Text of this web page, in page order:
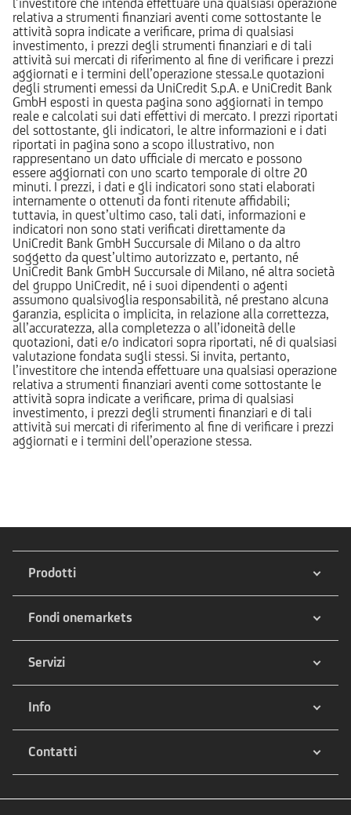
relativa a strumenti finanziari aventi come sottostante le
attività sopra indicate a verificare, prima di qualsiasi
investimento, i prezzi degli strumenti finanziari e di tali
attività sui mercati di riferimento al fine di verificare i prezzi
aggiornati e i termini dell’operazione stessa.Le quotazioni
degli strumenti emessi da UniCredit S.p.A. e UniCredit Bank
GmbH esposti in questa pagina sono aggiornati in tempo
reale e calcolati sui dati effettivi di mercato. I prezzi riportati
del sottostante, gli indicatori, le altre informazioni e i dati
riportati in pagina sono a scopo illustrativo, non
rappresentano un dato ufficiale di mercato e possono
essere aggiornati con uno scarto temporale di oltre 20
minuti. I prezzi, i dati e gli indicatori sono stati elaborati
internamente o ottenuti da fonti ritenute affidabili;
tuttavia, in quest’ultimo caso, tali dati, informazioni e
indicatori non sono stati verificati direttamente da
UniCredit Bank GmbH Succursale di Milano o da altro
soggetto da quest’ultimo autorizzato e, pertanto, né
UniCredit Bank GmbH Succursale di Milano, né altra società
del gruppo UniCredit, né i suoi dipendenti o agenti
assumono qualsivoglia responsabilità, né prestano alcuna
garanzia, esplicita o implicita, in relazione alla correttezza,
all’accuratezza, alla completezza o all’idoneità delle
quotazioni, dati e/o indicatori sopra riportati, né di qualsiasi
valutazione fondata sugli stessi. Si invita, pertanto,
l’investitore che intenda effettuare una qualsiasi operazione
relativa a strumenti finanziari aventi come sottostante le
attività sopra indicate a verificare, prima di qualsiasi
investimento, i prezzi degli strumenti finanziari e di tali
attività sui mercati di riferimento al fine di verificare i prezzi
aggiornati e i termini dell’operazione stessa.
Prodotti
Fondi onemarkets
Servizi
Info
Contatti